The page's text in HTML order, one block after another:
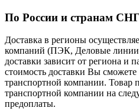
По России и странам СНГ
Доставка в регионы
компаний (ПЭК, Деловые
доставки зависит от региона и
стоимость доставки Вы
транспортной компании. Товар
транспортной компании на
предоплаты.